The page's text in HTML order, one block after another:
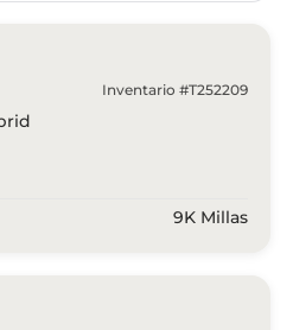
Inventario #T252209
9K Millas